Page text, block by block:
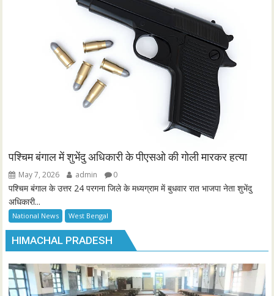
पश्चिम बंगाल में शुभेंदु अधिकारी के पीएसओ की गोली मारकर हत्या
May 7, 2026 admin 0
पश्चिम बंगाल के उत्तर 24 परगना जिले के मध्यग्राम में बुधवार रात भाजपा नेता शुभेंदु
अधिकारी...
National News West Bengal
HIMACHAL PRADESH